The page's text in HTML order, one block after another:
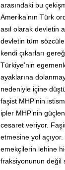
arasındaki bu
Amerika’nın Türk
asıl olarak devletin
devletin tüm
kendi çıkarları
Türkiye’nin
ayaklarına
nedeniyle içine
faşist MHP’nin
ipler MHP’nin
cesaret veriyor.
etmesine yol
emekçilerin lehine
fraksiyonunun değil